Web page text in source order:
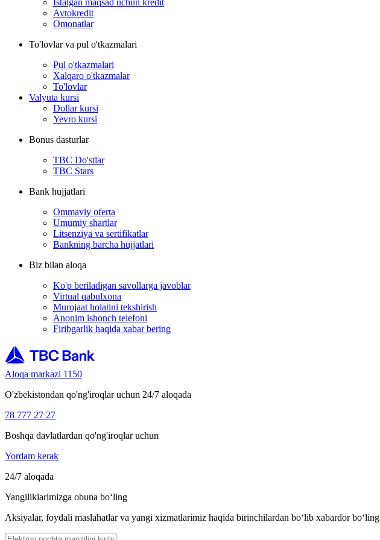
Istalgan maqsad uchun kredit
Avtokredit
Omonatlar
To'lovlar va pul o'tkazmalari
Pul o'tkazmalari
Xalqaro o'tkazmalar
To'lovlar
Valyuta kursi
Dollar kursi
Yevro kursi
Bonus dasturlar
TBC Do'stlar
TBC Stars
Bank hujjatlari
Ommaviy oferta
Umumiy shartlar
Litsenziya va sertifikatlar
Bankning barcha hujjatlari
Biz bilan aloqa
Ko'p beriladigan savollarga javoblar
Virtual qabulxona
Murojaat holatini tekshirish
Anonim ishonch telefoni
Firibgarlik haqida xabar bering
Aloqa markazi 1150
O'zbekistondan qo'ng'iroqlar uchun 24/7 aloqada
78 777 27 27
Boshqa davlatlardan qo'ng'iroqlar uchun
Yordam kerak
24/7 aloqada
Yangiliklarimizga obuna bo‘ling
Aksiyalar, foydali maslahatlar va yangi xizmatlarimiz haqida birinchilardan bo‘lib xabardor bo‘ling